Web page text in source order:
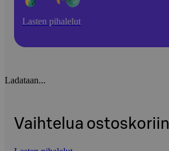
Lasten pihalelut
Ladataan...
Vaihtelua ostoskoriin